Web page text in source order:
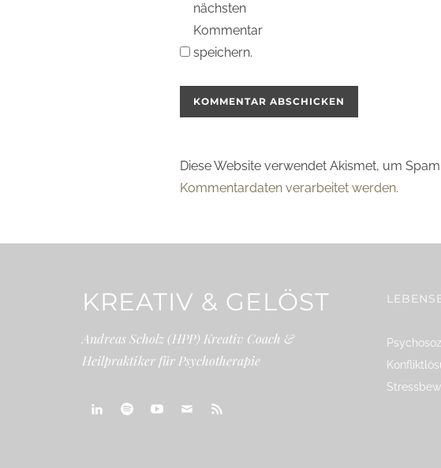
nächsten
Kommentar
speichern.
Diese Website verwendet Akismet, um
Kommentardaten verarbeitet werden.
KREATIV & GELÖST
Andreas Scholz (HPP) Kreativ Coach &
Heilpraktiker für Psychotherapie